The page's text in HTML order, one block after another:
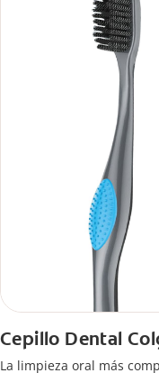
Cepillo Dental
La limpieza oral más